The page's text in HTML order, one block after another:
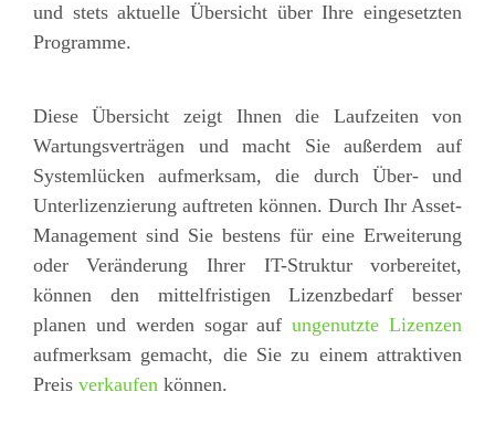
und stets aktuelle Übersicht über Ihre eingesetzten
Programme.
Diese Übersicht zeigt Ihnen die Laufzeiten von
Wartungsverträgen und macht Sie außerdem auf
Systemlücken aufmerksam, die durch Über- und
Unterlizenzierung auftreten können. Durch Ihr Asset-
Management sind Sie bestens für eine Erweiterung
oder Veränderung Ihrer IT-Struktur vorbereitet,
können den mittelfristigen Lizenzbedarf besser
planen und werden sogar aufungenutzte Lizenzen
aufmerksam gemacht, die Sie zu einem attraktiven
Preis verkaufenkönnen.